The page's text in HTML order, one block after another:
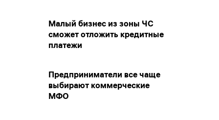
Малый бизнес из зоны ЧС
сможет отложить кредитные
платежи
Предприниматели все чаще
выбирают коммерческие
МФО